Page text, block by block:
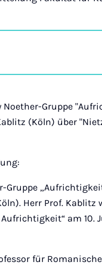
Noether-Gruppe
(Köln) über
Gruppe
Herr Prof.
am 10.
für